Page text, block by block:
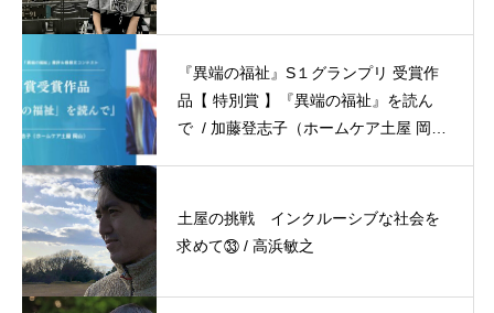
『異端の福祉』S１グランプリ 受賞作
品【 特別賞 】『異端の福祉』を読ん
で / 加藤登志子（ホームケア土屋 岡
土屋の挑戦 インクルーシブな社会を
求めて㉝ / 高浜敏之